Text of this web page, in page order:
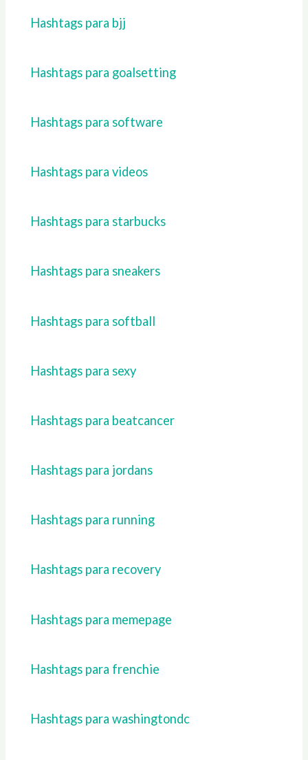
Hashtags para bjj
Hashtags para goalsetting
Hashtags para software
Hashtags para videos
Hashtags para starbucks
Hashtags para sneakers
Hashtags para softball
Hashtags para sexy
Hashtags para beatcancer
Hashtags para jordans
Hashtags para running
Hashtags para recovery
Hashtags para memepage
Hashtags para frenchie
Hashtags para washingtondc